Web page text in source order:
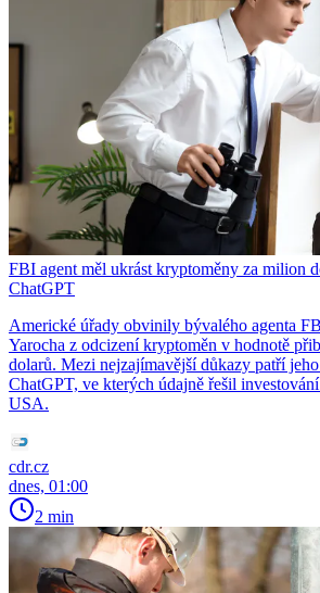
FBI agent měl ukrást kryptoměny za milion
ChatGPT
Americké úřady obvinily bývalého agenta
Yarocha z odcizení kryptoměn v hodnotě
dolarů. Mezi nejzajímavější důkazy patří
ChatGPT, ve kterých údajně řešil
USA.
cdr.cz
dnes, 01:00
2 min